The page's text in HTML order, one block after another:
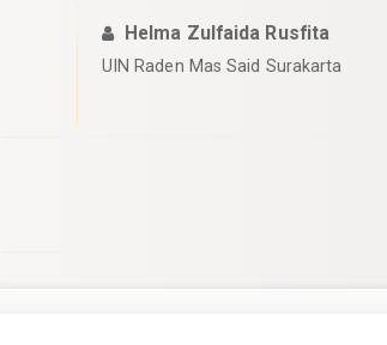
Helma Zulfaida Rusfita
UIN Raden Mas Said Surakarta